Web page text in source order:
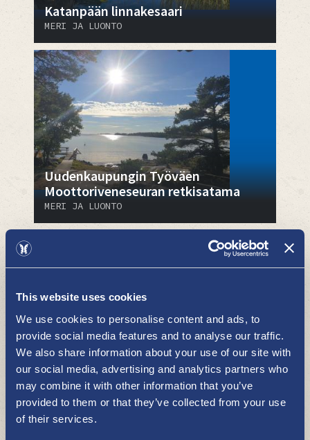
This website uses cookies
We use cookies to personalise content and ads, to
provide social media features and to analyse our traffic.
We also share information about your use of our site with
our social media, advertising and analytics partners who
may combine it with other information that you’ve
provided to them or that they’ve collected from your use
of their services.
Katanpään linnakesaari
MERI JA LUONTO
Uudenkaupungin Työväen
Moottoriveneseuran retkisatama
MERI JA LUONTO
Putsaari
MERI JA LUONTO